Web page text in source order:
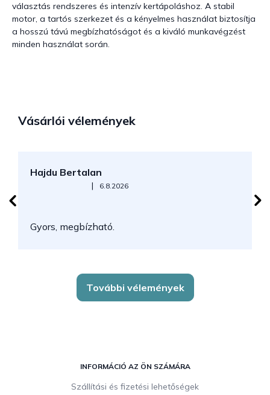
választás rendszeres és intenzív kertápoláshoz. A stabil
motor, a tartós szerkezet és a kényelmes használat biztosítja
a hosszú távú megbízhatóságot és a kiváló munkavégzést
minden használat során.
Vásárlói vélemények
Hajdu Bertalan
Az áruház értékelése 5-ből 5 csillag.
| 6.8.2026
Gyors, megbízható.
További vélemények
INFORMÁCIÓ AZ ÖN SZÁMÁRA
Szállítási és fizetési lehetőségek